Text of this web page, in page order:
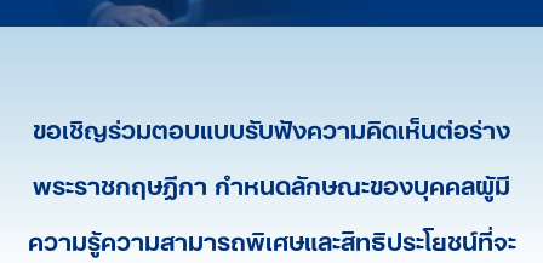
ขอเชิญร่วมตอบแบบรับฟังความคิดเห็นต่อร่าง
พระราชกฤษฎีกา กำหนดลักษณะของบุคคลผู้มี
ความรู้ความสามารถพิเศษและสิทธิประโยชน์ที่จะ